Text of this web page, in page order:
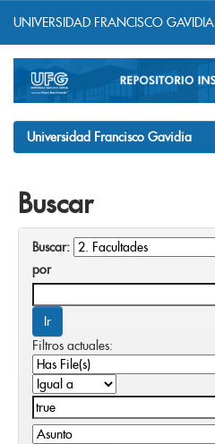
navigation
UNIVERSIDAD FRANCISCO GAVIDIA
Universidad Francisco Gavidia
Buscar
Buscar:
por
Filtros actuales: